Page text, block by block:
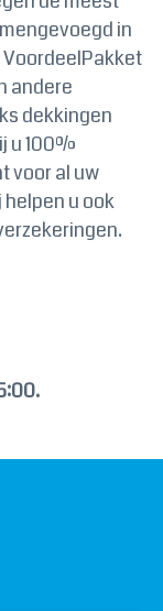
in
andere
dekkingen
u 100%
voor al uw
u ook